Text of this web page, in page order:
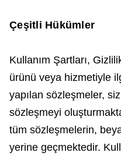
Çeşitli Hükümler
Kullanım Şartları,
ürünü veya hizmetiyle
yapılan sözleşmeler,
sözleşmeyi
tüm sözleşmelerin,
yerine geçmektedir.